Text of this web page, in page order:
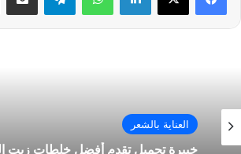
العناية بالشعر
خبيرة تجميل تقدم أفضل خلطات زيت